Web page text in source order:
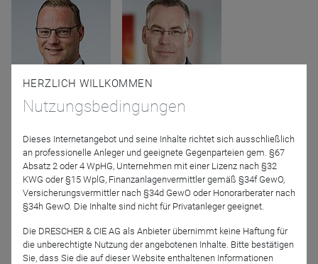
Felix Gode
Star Aktienfonds
Harald Sporleder
Management GmbH
HERZLICH WILLKOMMEN
Nutzungsbedingungen
Dieses Internetangebot und seine Inhalte richtet sich ausschließlich
an professionelle Anleger und geeignete Gegenparteien gem. §67
Absatz 2 oder 4 WpHG, Unternehmen mit einer Lizenz nach §32
KWG oder §15 WplG, Finanzanlagenvermittler gemäß §34f GewO,
Versicherungsvermittler nach §34d GewO oder Honorarberater nach
§34h GewO. Die Inhalte sind nicht für Privatanleger geeignet.
Die DRESCHER & CIE AG als Anbieter übernimmt keine Haftung für
die unberechtigte Nutzung der angebotenen Inhalte. Bitte bestätigen
Sie, dass Sie die auf dieser Website enthaltenen Informationen